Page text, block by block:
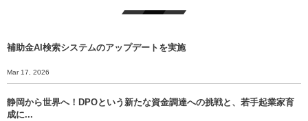
補助金AI検索システムのアップデートを実施
Mar 17, 2026
静岡から世界へ！DPOという新たな資金調達への挑戦と、若手起業家育
成に...